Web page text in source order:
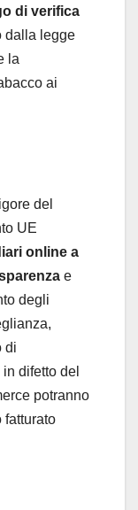
di verifica
dalla legge
la
ai
del
UE
online a
e
degli
di
difetto del
potranno
fatturato